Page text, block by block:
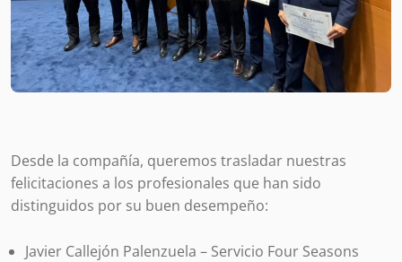
Desde la compañía, queremos trasladar nuestras
felicitaciones a los profesionales que han sido
distinguidos por su buen desempeño:
Javier Callejón Palenzuela – Servicio Four Seasons